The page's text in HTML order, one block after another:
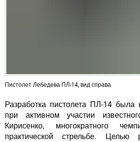
Пистолет Лебедева ПЛ-14, вид справа
Разработка пистолета ПЛ-14 была
при активном участии
Кирисенко, многократного
практической стрельбе. Целью